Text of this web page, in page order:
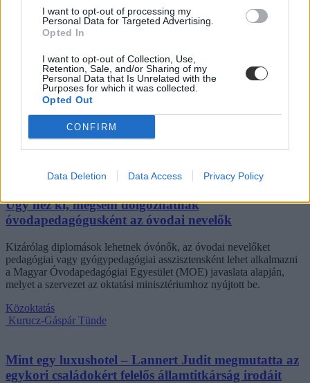
I want to opt-out of processing my
Personal Data for Targeted Advertising.
Opted In
I want to opt-out of Collection, Use,
Retention, Sale, and/or Sharing of my
Personal Data that Is Unrelated with the
Purposes for which it was collected.
Opted Out
CONFIRM
Data Deletion Data Access Privacy Policy
Lannert Judit: Rugalmasabb napkezdés, hosszabb
szünetek és több mozgás jöhet az alsó tagozatokban
szeptembertől
Tizennégy pontos szakmai javaslatcsomagot kaptak az általános
iskolák, amelynek célja, hogy csökkenjen az alsó tagozatos diákok
terhelése, és több idő jusson mozgásra, kreatív tevékenységekre,
valamint tapasztalati tanulásra. Az intézmények már a 2026/2027-es
tanévtől alkalmazhatják az ajánlásokat – írta Facebook-oldalán
Lannert Judit oktatási miniszter.
Kurucz-Gáspár Tünde
Úgy néz ki, mégsem dolgozhatnak
óvodapedagógusként az óvodai nevelők
Kizárólag diplomások lehetnek óvónők, az óvodai nevelőket
pedagógiai vagy gyógypedagógiai asszisztensként lehet alkalmazni
a Magyar Óvodapedagógiai Egyesület (MOE) javaslata alapján,
melyet a szervezet az oktatási minisztériumhoz nyújtott be.
Közoktatás
Kurucz-Gáspár Tünde
Mint egy luxushotel – Lannert Judit megmutatta az
egykori családokért felelős államtitkárság irodáit